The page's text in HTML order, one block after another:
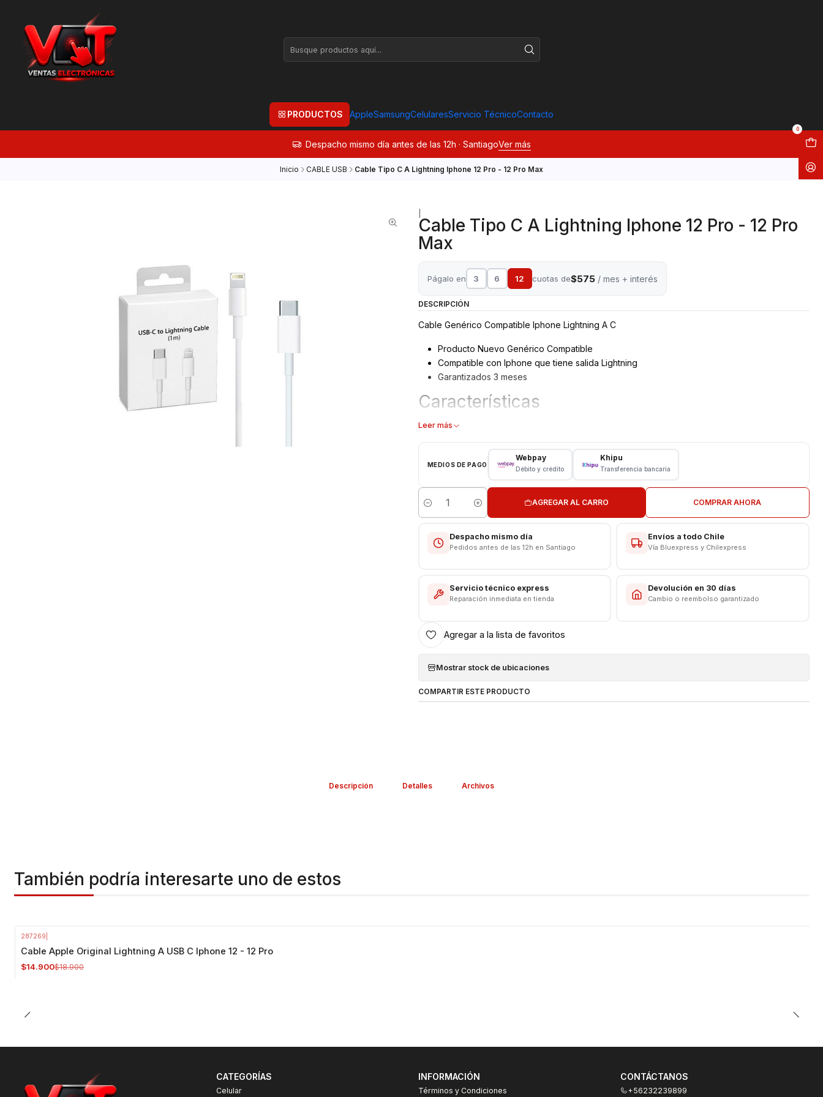
PRODUCTOS AppleSamsungCelularesServicio TécnicoContacto
0
Despacho mismo día antes de las 12h · SantiagoVer más
Inicio CABLE USB Cable Tipo C A Lightning Iphone 12 Pro - 12 Pro Max
Cable Tipo C A Lightning Iphone 12 Pro - 12 Pro
Max
Págalo en 3 6 12 cuotas de$575/ mes + interés
DESCRIPCIÓN
Cable Genérico Compatible Iphone Lightning A C
Producto Nuevo Genérico Compatible
Compatible con Iphone que tiene salida Lightning
Garantizados 3 meses
Características
Cable USB/Datos /Carga Compatible todos los IOS
Salida: Lightning A C
Somos VENTAS ELECTRONICAS
Leer más
MEDIOS DE PAGO
Webpay
Débito y crédito
Khipu
Transferencia bancaria
Cantidad
AGREGAR AL CARRO COMPRAR AHORA
Despacho mismo día
Pedidos antes de las 12h en Santiago
Envíos a todo Chile
Vía Bluexpress y Chilexpress
Servicio técnico express
Reparación inmediata en tienda
Devolución en 30 días
Cambio o reembolso garantizado
Agregar a la lista de favoritos
Mostrar stock de ubicaciones
COMPARTIR ESTE PRODUCTO
Descripción Detalles Archivos
También podría interesarte uno de estos
287269
Cable Apple Original Lightning A USB C Iphone 12 - 12 Pro
$14.900$18.900
CATEGORÍAS
Celular
INFORMACIÓN
Términos y Condiciones
CONTÁCTANOS
+56232239899